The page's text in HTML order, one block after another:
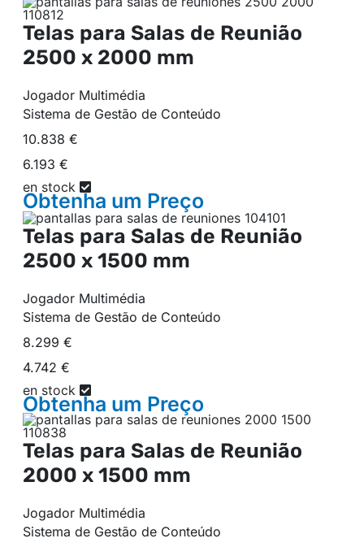
Telas para Salas de Reunião
2500 x 2000 mm
Jogador Multimédia
Sistema de Gestão de Conteúdo
10.838 €
6.193 €
en stock
Obtenha um Preço
Telas para Salas de Reunião
2500 x 1500 mm
Jogador Multimédia
Sistema de Gestão de Conteúdo
8.299 €
4.742 €
en stock
Obtenha um Preço
Telas para Salas de Reunião
2000 x 1500 mm
Jogador Multimédia
Sistema de Gestão de Conteúdo